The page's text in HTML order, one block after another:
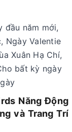
đầu năm mới,
Ngày Valentie
Xuân Hạ Chí,
bất kỳ ngày
Năng Động
và Trang Trí